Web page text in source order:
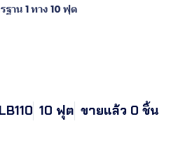
าน 1 ทาง 10 ฟุต
10 ฟุต ขายแล้ว 0 ชิ้น